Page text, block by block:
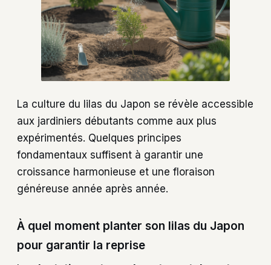
La culture du lilas du Japon se révèle accessible
aux jardiniers débutants comme aux plus
expérimentés. Quelques principes
fondamentaux suffisent à garantir une
croissance harmonieuse et une floraison
généreuse année après année.
À quel moment planter son lilas du Japon
pour garantir la reprise